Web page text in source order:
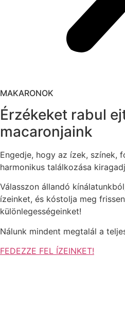
MAKARONOK
Érzékeket rabul
macaronjaink
Engedje, hogy az ízek, színek,
harmonikus találkozása
Válasszon állandó
ízeinket, és kóstolja meg
különlegességeinket!
Nálunk mindent megtalál a
FEDEZZE FEL ÍZEINKET!